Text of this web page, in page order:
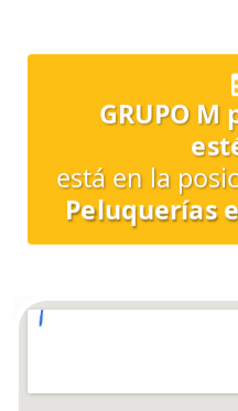
GRUPO
está en la
Peluquerías